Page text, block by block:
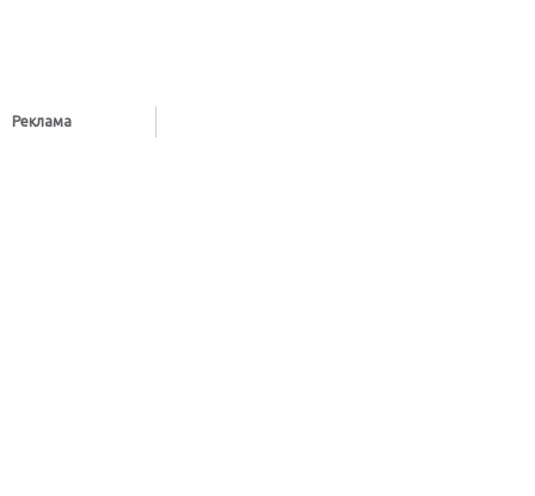
Реклама